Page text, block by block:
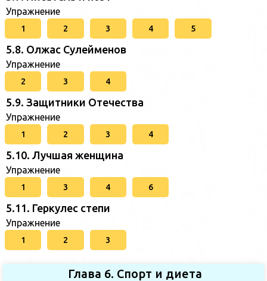
Упражнение
1 2 3 4 5
5.8. Олжас Сулейменов
Упражнение
2 3 4
5.9. Защитники Отечества
Упражнение
1 2 3 4
5.10. Лучшая женщина
Упражнение
1 3 4 6
5.11. Геркулес степи
Упражнение
1 2 3
Глава 6. Спорт и диета